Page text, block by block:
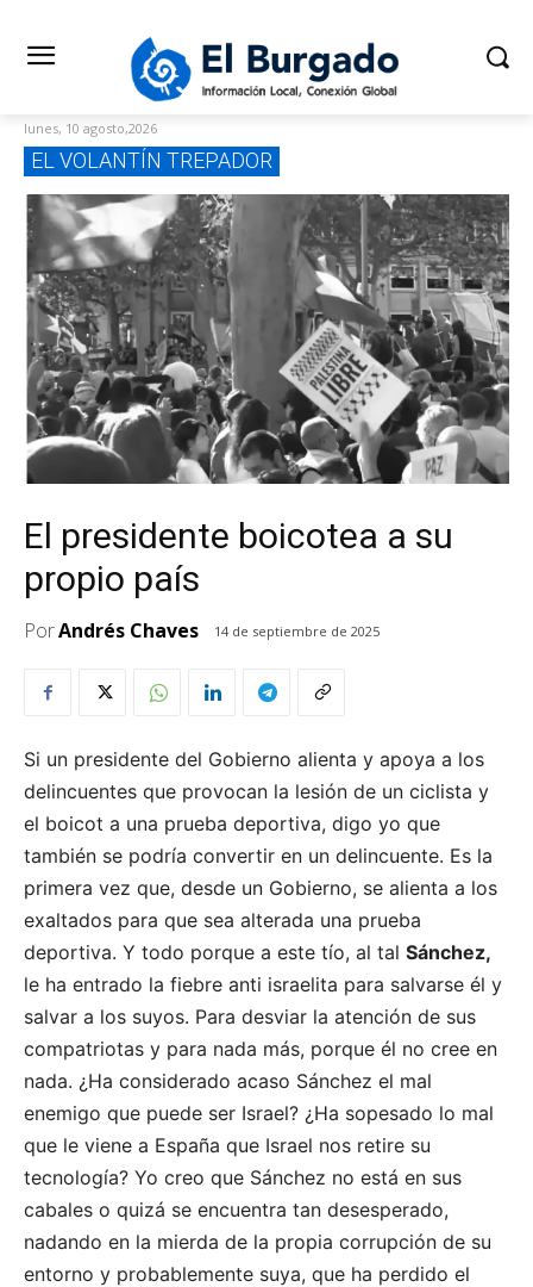
lunes, 10 agosto,2026
EL VOLANTÍN TREPADOR
El presidente boicotea a su
propio país
PorAndrés Chaves 14 de septiembre de 2025
Si un presidente del Gobierno alienta y apoya a los
delincuentes que provocan la lesión de un ciclista y
el boicot a una prueba deportiva, digo yo que
también se podría convertir en un delincuente. Es la
primera vez que, desde un Gobierno, se alienta a los
exaltados para que sea alterada una prueba
deportiva. Y todo porque a este tío, al tal Sánchez,
le ha entrado la fiebre anti israelita para salvarse él y
salvar a los suyos. Para desviar la atención de sus
compatriotas y para nada más, porque él no cree en
nada. ¿Ha considerado acaso Sánchez el mal
enemigo que puede ser Israel? ¿Ha sopesado lo mal
que le viene a España que Israel nos retire su
tecnología? Yo creo que Sánchez no está en sus
cabales o quizá se encuentra tan desesperado,
nadando en la mierda de la propia corrupción de su
entorno y probablemente suya, que ha perdido el